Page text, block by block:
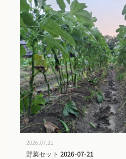
2026.07.21
野菜セット 2026-07-21